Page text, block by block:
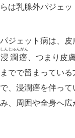
らは乳腺外パジェ
パジェット病は、皮
浸潤癌
しんじゅんがん
、つまり皮
までで留まってい
で、浸潤癌を伴っ
み、周囲や全身へ